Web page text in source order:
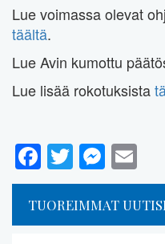
Lue voimassa olevat
täältä.
Lue Avin kumottu
Lue lisää rokotuksista
Facebook
Twitter
TUOREIMMAT